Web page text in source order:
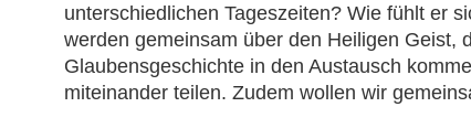
unterschiedlichen Tageszeiten? Wie fühlt er
werden gemeinsam über den Heiligen Geist,
Glaubensgeschichte in den Austausch
miteinander teilen. Zudem wollen wir